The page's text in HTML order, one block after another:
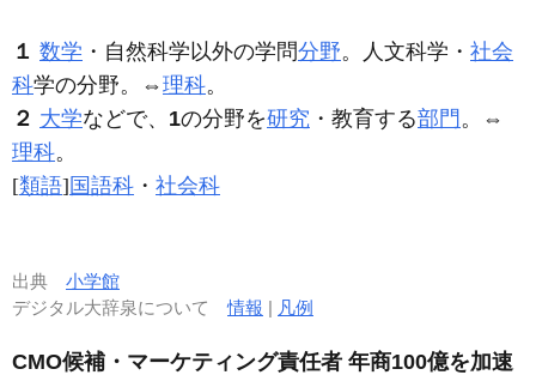
１ 数学 ・自然科学以外の学問分野。人文科学・ 社会
科学の分野。⇔理科。
２ 大学などで、 1の分野を研究 ・教育する部門 。⇔
理科。
[類語] 国語科 ・ 社会科
出典 小学館
デジタル大辞泉について情報 | 凡例
CMO候補・マーケティング責任者 年商100億を加速